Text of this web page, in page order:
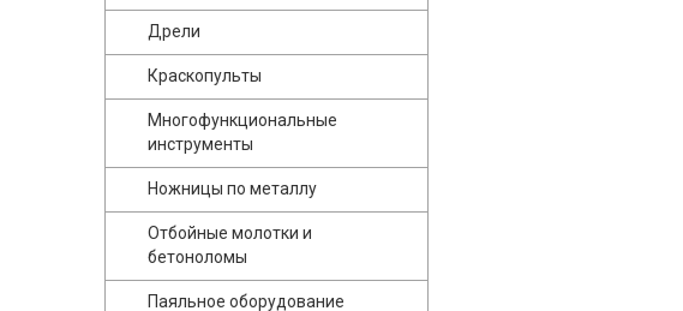
Дрели
Краскопульты
Многофункциональные
инструменты
Ножницы по металлу
Отбойные молотки и
бетоноломы
Паяльное оборудование